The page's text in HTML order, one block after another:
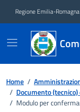
Regione Emilia-Romagna
Home /
/ Documento
/ Modulo per